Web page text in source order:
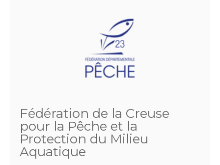
Fédération de la Creuse
pour la Pêche et la
Protection du Milieu
Aquatique